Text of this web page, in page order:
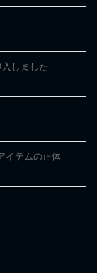
しました
イテムの正体